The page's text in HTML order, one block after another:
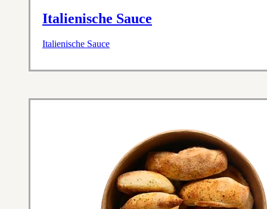
Italienische Sauce
Italienische Sauce